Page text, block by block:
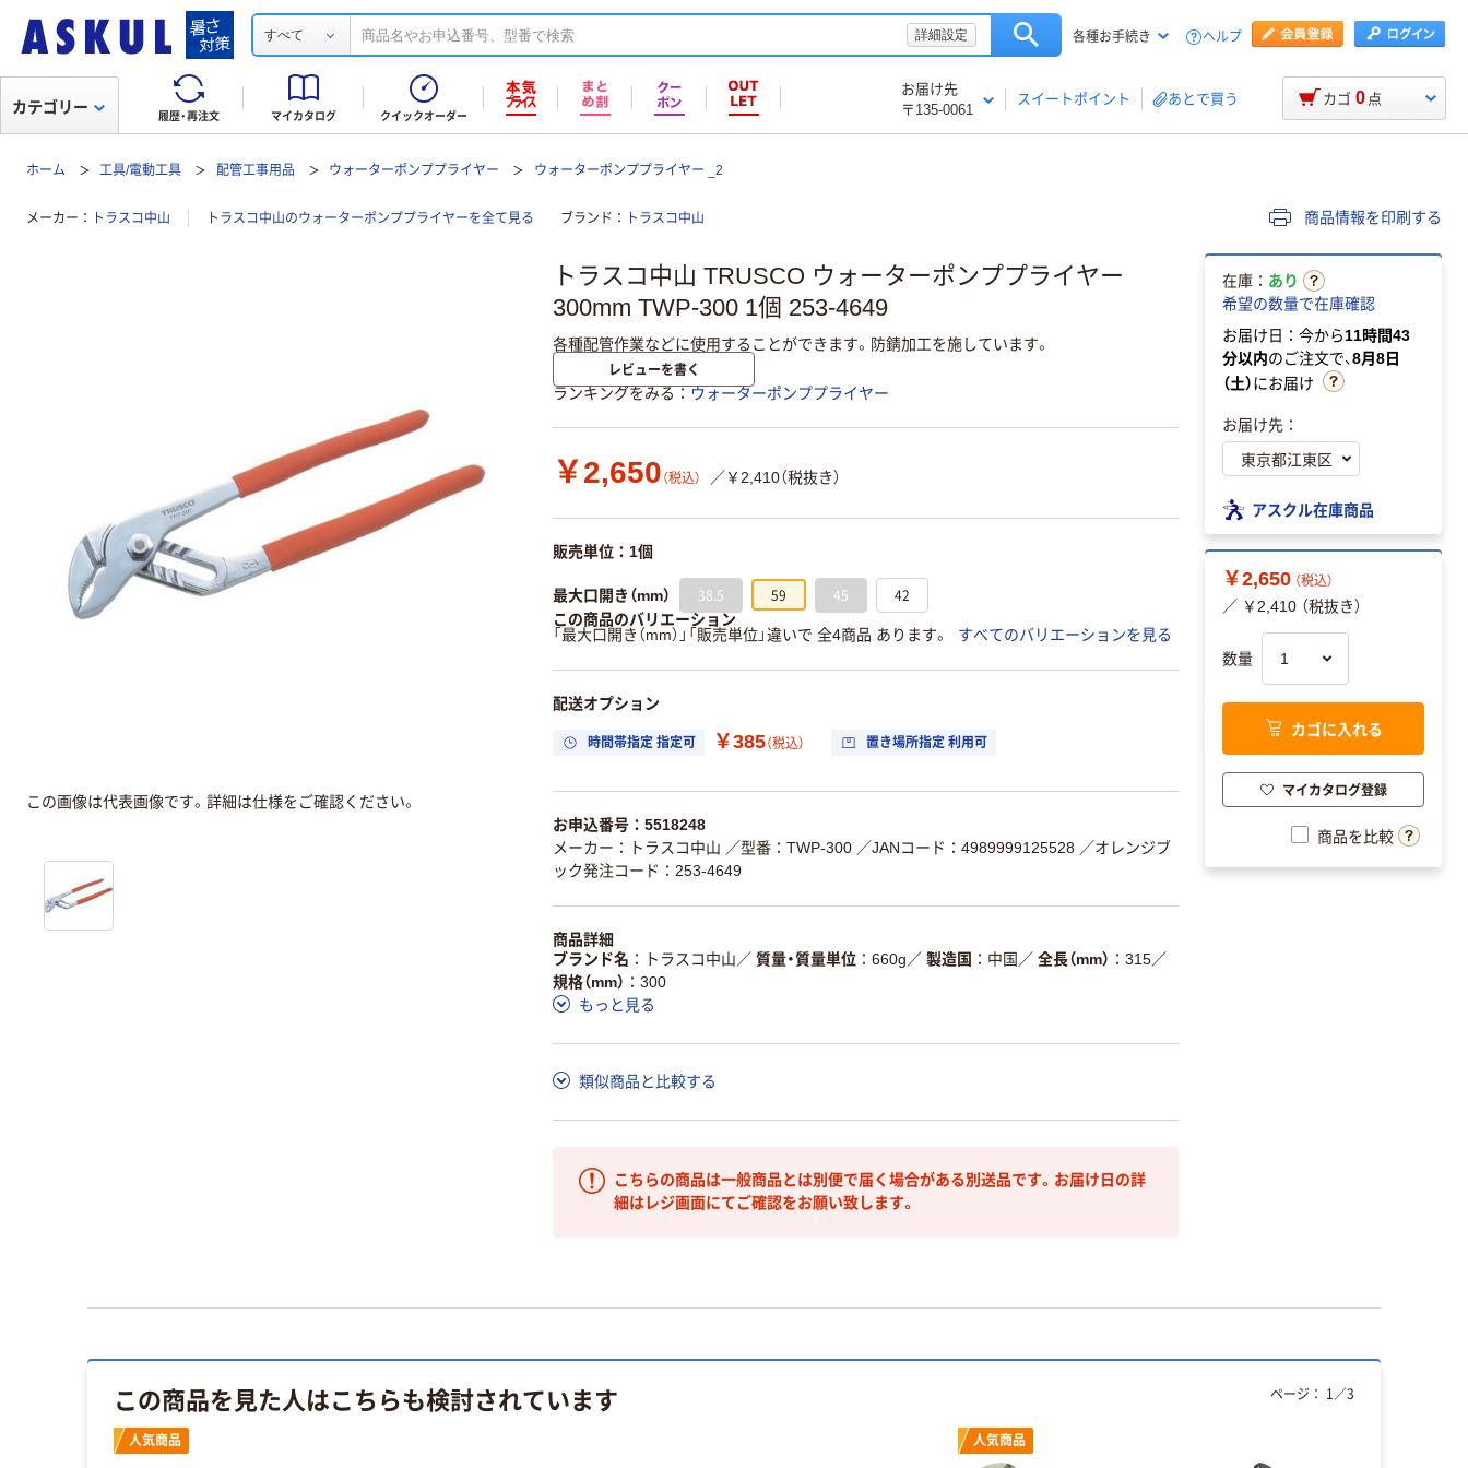
すべて 詳細設定 各種お手続き ヘルプ
履歴・再注文 マイカタログ クイックオーダー
お届け先
〒135-0061
スイートポイント あとで買う
カテゴリー カゴ 0 点
ホーム 工具/電動工具 配管工事用品 ウォーターポンププライヤー ウォーターポンププライヤー _2
メーカー トラスコ中山 トラスコ中山のウォーターポンププライヤーを全て見る ブランド トラスコ中山 商品情報を印刷する
トラスコ中山 TRUSCO ウォーターポンププライヤー
300mm TWP-300 1個 253-4649
各種配管作業などに使用することができます。防錆加工を施しています。
レビューを書く
ランキングをみる ウォーターポンププライヤー
￥2,650 （税込） ／￥2,410（税抜き）
販売単位：1個
最大口開き（mm） 38.5 59 45 42
この商品のバリエーション
「最大口開き（mm）」「販売単位」違いで 全4商品 あります。
すべてのバリエーションを見る
配送オプション
時間帯指定 指定可 ￥385（税込） 置き場所指定 利用可
お申込番号：5518248
メーカー：トラスコ中山 ／型番：TWP-300 ／JANコード：4989999125528 ／オレンジブ
ック発注コード：253-4649
商品詳細
ブランド名
トラスコ中山 ／ 質量・質量単位 660g ／ 製造国 中国 ／ 全長（mm） 315／
規格（mm）
300
もっと見る
類似商品と比較する
こちらの商品は一般商品とは別便で届く場合がある別送品です。お届け日の詳
細はレジ画面にてご確認をお願い致します。
この画像は代表画像です。詳細は仕様をご確認ください。
在庫： あり
希望の数量で在庫確認
お届け日：今から11時間43
分以内のご注文で、8月8日
（土）にお届け
お届け先：
アスクル在庫商品
￥2,650 （税込）
／ ￥2,410 （税抜き）
数量
カゴに入れる
マイカタログ登録
商品を比較
この商品を見た人はこちらも検討されています
人気商品 人気商品
ページ： 1 ／3